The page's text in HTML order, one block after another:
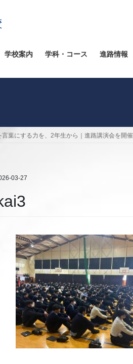
学校案内 学科・コース 進路情報
言葉にする力を、2年生から｜進路講演会を開催
03-27